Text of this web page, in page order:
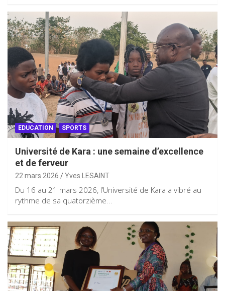
EDUCATION SPORTS
Université de Kara : une semaine d’excellence
et de ferveur
22 mars 2026 Yves LESAINT
Du 16 au 21 mars 2026, l’Université de Kara a vibré au
rythme de sa quatorzième…